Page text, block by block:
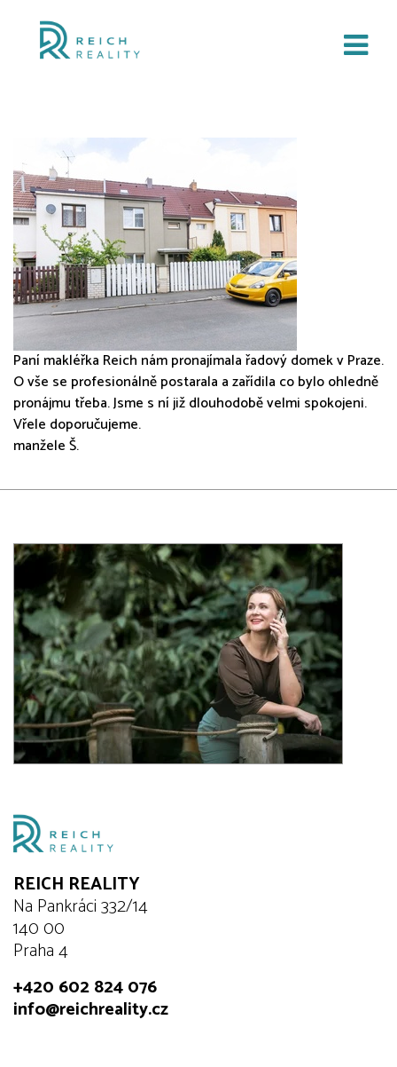
Paní makléřka Reich nám pronajímala řadový domek v Praze.
O vše se profesionálně postarala a zařídila co bylo ohledně
pronájmu třeba. Jsme s ní již dlouhodobě velmi spokojeni.
Vřele doporučujeme.
manžele Š.
REICH REALITY
Na Pankráci 332/14
140 00
Praha 4
+420 602 824 076
info@reichreality.cz